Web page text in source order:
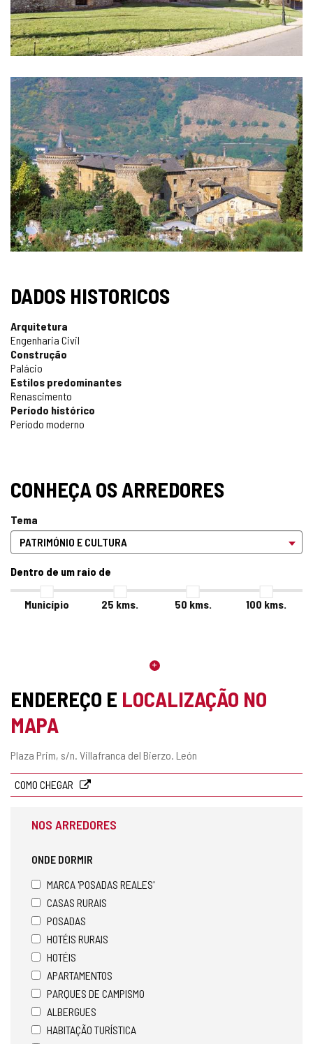
DADOS HISTORICOS
Arquitetura
Engenharia Civil
Construção
Palácio
Estilos predominantes
Renascimento
Período histórico
Período moderno
CONHEÇA OS ARREDORES
Tema
Dentro de um raio de
Município 25 kms. 50 kms. 100 kms.
ENDEREÇO E LOCALIZAÇÃO NO
MAPA
Endereço
Plaza Prim, s/n. Villafranca del Bierzo. León
COMO CHEGAR
NOS ARREDORES
ONDE DORMIR
MARCA 'POSADAS REALES'
CASAS RURAIS
POSADAS
HOTÉIS RURAIS
HOTÉIS
APARTAMENTOS
PARQUES DE CAMPISMO
ALBERGUES
HABITAÇÃO TURÍSTICA